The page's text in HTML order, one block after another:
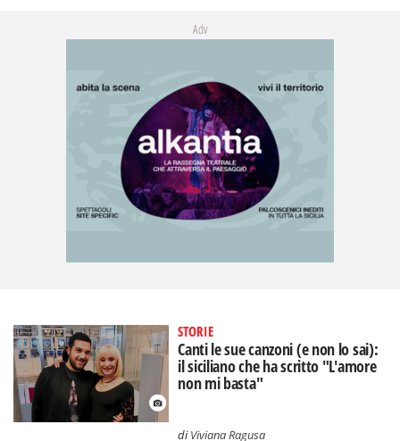
Adv
STORIE
Canti le sue canzoni (e non lo sai):
il siciliano che ha scritto "L'amore
non mi basta"
diViviana Ragusa